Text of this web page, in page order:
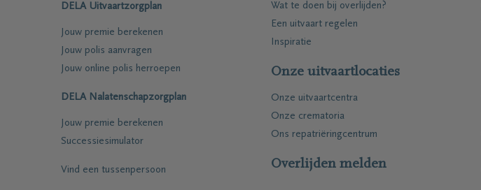
DELA Uitvaartzorgplan
Jouw premie berekenen
Jouw polis aanvragen
Jouw online polis herroepen
DELA Nalatenschapzorgplan
Jouw premie berekenen
Successiesimulator
Vind een tussenpersoon
Wat te doen bij overlijden?
Een uitvaart regelen
Inspiratie
Onze uitvaartlocaties
Onze uitvaartcentra
Onze crematoria
Ons repatriëringcentrum
Overlijden melden